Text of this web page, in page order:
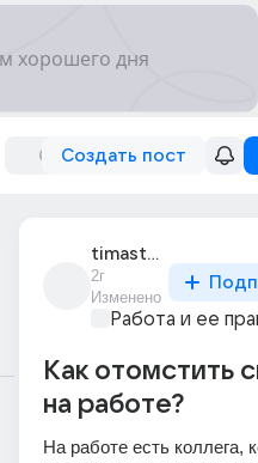
Создать пост
timastoporom
2г
Изменено
Работа и ее
Как отомстить
на работе?
На работе есть коллега,